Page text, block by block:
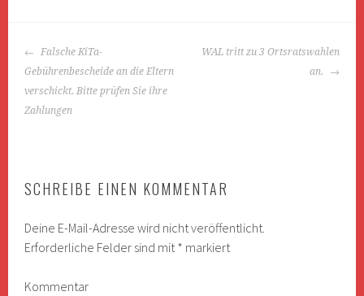
BEITRAGS-
NAVIGATION
Falsche KiTa-
Gebührenbescheide an die Eltern
verschickt. Bitte prüfen Sie ihre
Zahlungen
WAL tritt zu 3 Ortsratswahlen
an.
SCHREIBE EINEN KOMMENTAR
Deine E-Mail-Adresse wird nicht veröffentlicht.
Erforderliche Felder sind mit* markiert
Kommentar